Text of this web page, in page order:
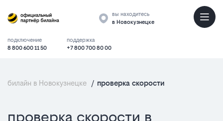
вы находитесь
в Новокузнецке
подключение
8 800 600 11 50
поддержка
+7 800 700 80 00
билайн в Новокузнецке / проверка скорости
проверка скорости в